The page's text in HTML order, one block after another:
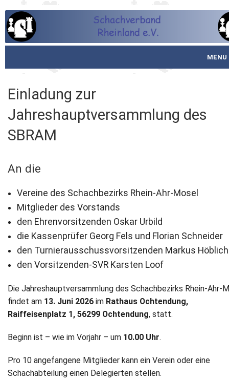
MENU
Spielbetrieb
Service
Newsletter
Impressum
Datenschutz
Einladung zur
Jahreshauptversammlung des
SBRAM
An die
Vereine des Schachbezirks Rhein-Ahr-Mosel
Mitglieder des Vorstands
den Ehrenvorsitzenden Oskar Urbild
die Kassenprüfer Georg Fels und Florian Schneider
den Turnierausschussvorsitzenden Markus Höblich
den Vorsitzenden-SVR Karsten Loof
Die Jahreshauptversammlung des Schachbezirks Rhein-Ahr-
findet am 13. Juni 2026 im Rathaus Ochtendung,
Raiffeisenplatz 1, 56299 Ochtendung, statt.
Beginn ist – wie im Vorjahr – um 10.00 Uhr.
Pro 10 angefangene Mitglieder kann ein Verein oder eine
Schachabteilung einen Delegierten stellen.